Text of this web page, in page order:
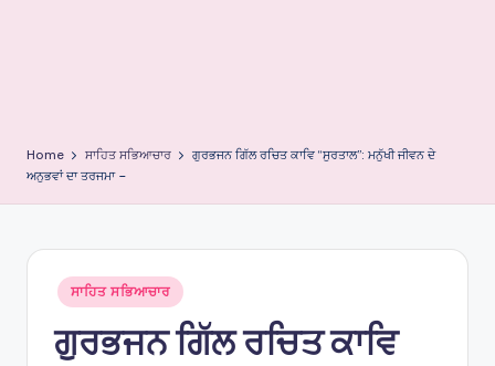
Home ਸਾਹਿਤ ਸਭਿਆਚਾਰ
ਗੁਰਭਜਨ ਗਿੱਲ ਰਚਿਤ ਕਾਵਿ “ਸੁਰਤਾਲ”: ਮਨੁੱਖੀ ਜੀਵਨ ਦੇ
ਅਨੁਭਵਾਂ ਦਾ ਤਰਜਮਾ –
Posted
in
ਸਾਹਿਤ ਸਭਿਆਚਾਰ
ਗੁਰਭਜਨ ਗਿੱਲ ਰਚਿਤ ਕਾਵਿ